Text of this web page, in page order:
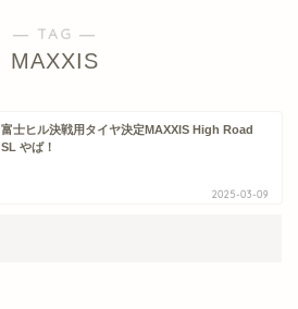
― TAG ―
MAXXIS
富士ヒル決戦用タイヤ決定MAXXIS High Road
SL やば！
2025-03-09